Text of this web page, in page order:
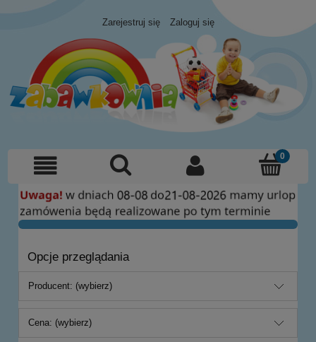
Zarejestruj się Zaloguj się
Opcje przeglądania
Producent: (wybierz)
Cena: (wybierz)